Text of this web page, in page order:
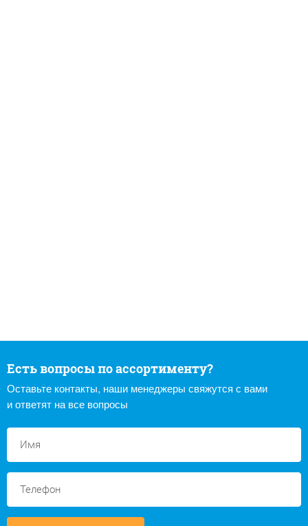
Есть вопросы по ассортименту?
Оставьте контакты, наши менеджеры свяжутся с вами
и ответят на все вопросы